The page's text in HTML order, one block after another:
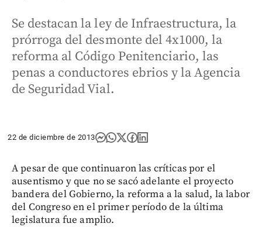
Se destacan la ley de Infraestructura, la
prórroga del desmonte del 4x1000, la
reforma al Código Penitenciario, las
penas a conductores ebrios y la Agencia
de Seguridad Vial.
22 de diciembre de 2013
A pesar de que continuaron las críticas por el
ausentismo y que no se sacó adelante el proyecto
bandera del Gobierno, la reforma a la salud, la labor
del Congreso en el primer período de la última
legislatura fue amplio.